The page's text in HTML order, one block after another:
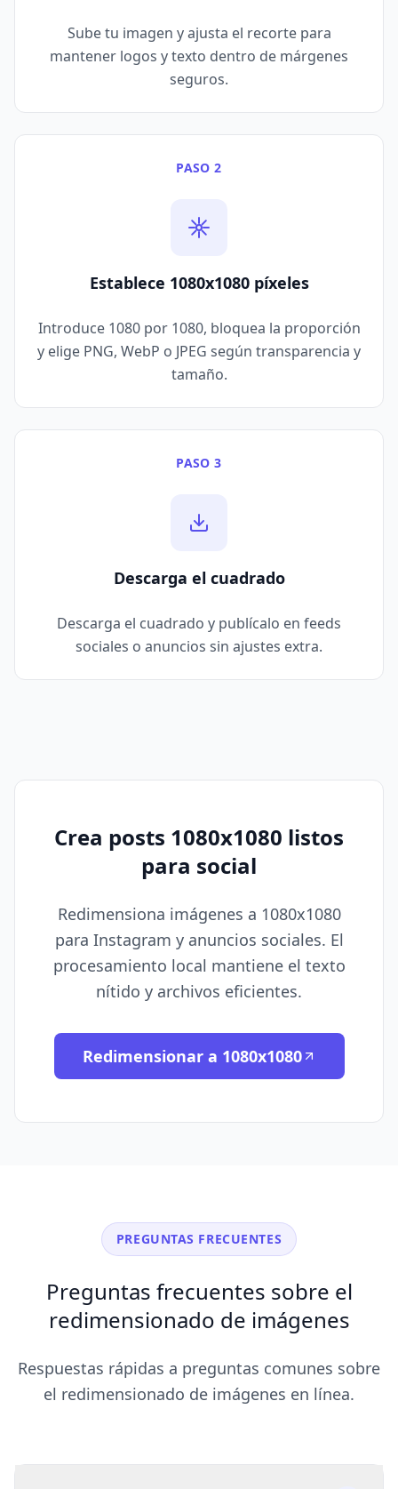
Sube tu imagen y ajusta el recorte para
mantener logos y texto dentro de márgenes
seguros.
PASO 2
Establece 1080x1080 píxeles
Introduce 1080 por 1080, bloquea la proporción
y elige PNG, WebP o JPEG según transparencia y
tamaño.
PASO 3
Descarga el cuadrado
Descarga el cuadrado y publícalo en feeds
sociales o anuncios sin ajustes extra.
Crea posts 1080x1080 listos
para social
Redimensiona imágenes a 1080x1080
para Instagram y anuncios sociales. El
procesamiento local mantiene el texto
nítido y archivos eficientes.
Redimensionar a 1080x1080
PREGUNTAS FRECUENTES
Preguntas frecuentes sobre el
redimensionado de imágenes
Respuestas rápidas a preguntas comunes sobre
el redimensionado de imágenes en línea.